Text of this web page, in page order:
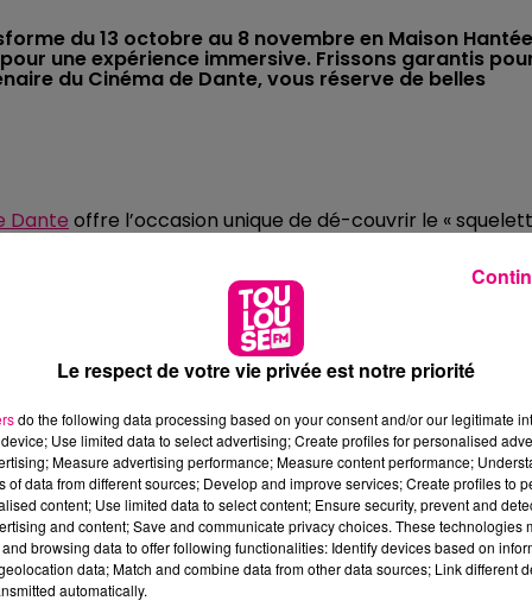
du 13 octobre au 8 novembre en Maison Hantée
une expérience immersive. Frissons garantis
du Cinéma de Dante, vous réserve de belles
Dante offre l’occasion unique de dé-couvrir le «
totale de ses espaces. Sur sept niveaux, l’ancien
de Dante, c’est un concept d’Escape Game tout droit
» déclare Maxime Laffont de L
l’ancien théâtre des variétés, devenu cinéma UGC,
décors uniques et réalisés par un atelier de créateurs.
MESURES SANITAIRES :
pour garantir la sécurité du public. Port du masque
unique, groupes restreints, points de distribution de
de l’attraction… En cas de fièvre, un
prochaine en écoutant
Le respect de votre vie privée est notre priorité
do the following data processing based on your consent and/or our legitimate
Use limited data to select advertising; Create profiles for personalised
Measure advertising performance; Measure content performance;
of data from different sources; Develop and improve services; Create profiles to
content; Use limited data to select content; Ensure security, prevent and
and content; Save and communicate privacy choices. These technologies
browsing data to offer following functionalities: Identify devices based on
data; Match and combine data from other data sources; Link different
automatically.